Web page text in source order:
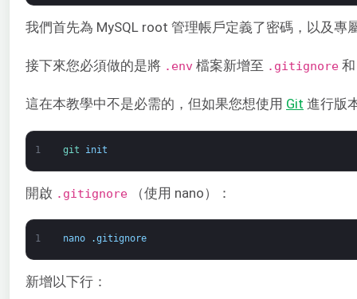
我們首先為 MySQL root 管理帳戶定義了密碼，以及
接下來您必須做的是將 .env 檔案新增至 .gitignore
這在本教學中不是必需的，但如果您想使用 Git 進行版
1 git init
開啟 .gitignore （使用 nano）：
1 nano .gitignore
新增以下行：